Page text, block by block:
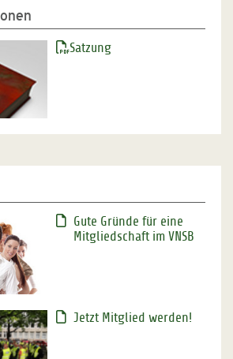
Satzung
Gute Gründe für eine
Mitgliedschaft im VNSB
Jetzt Mitglied werden!